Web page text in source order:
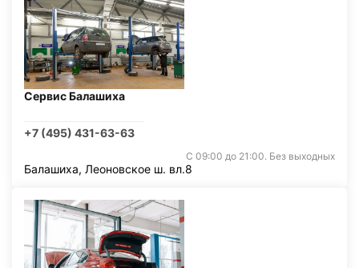
Сервис Балашиха
+7 (495) 431-63-63
С 09:00 до 21:00. Без выходных
Балашиха, Леоновское ш. вл.8